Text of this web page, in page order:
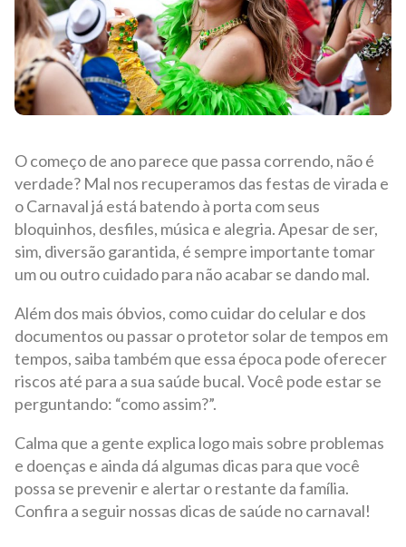
O começo de ano parece que passa correndo, não é
verdade? Mal nos recuperamos das festas de virada e
o Carnaval já está batendo à porta com seus
bloquinhos, desfiles, música e alegria. Apesar de ser,
sim, diversão garantida, é sempre importante tomar
um ou outro cuidado para não acabar se dando mal.
Além dos mais óbvios, como cuidar do celular e dos
documentos ou passar o protetor solar de tempos em
tempos, saiba também que essa época pode oferecer
riscos até para a sua saúde bucal. Você pode estar se
perguntando: “como assim?”.
Calma que a gente explica logo mais sobre problemas
e doenças e ainda dá algumas dicas para que você
possa se prevenir e alertar o restante da família.
Confira a seguir nossas dicas de saúde no carnaval!